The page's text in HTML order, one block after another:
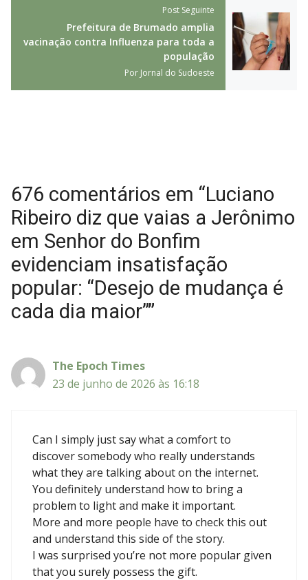
Post Seguinte
Prefeitura de Brumado amplia
vacinação contra Influenza para toda a
população
Por Jornal do Sudoeste
676 comentários em “Luciano
Ribeiro diz que vaias a Jerônimo
em Senhor do Bonfim
evidenciam insatisfação
popular: “Desejo de mudança é
cada dia maior””
The Epoch Times
23 de junho de 2026 às 16:18
Can I simply just say what a comfort to
discover somebody who really understands
what they are talking about on the internet.
You definitely understand how to bring a
problem to light and make it important.
More and more people have to check this out
and understand this side of the story.
I was surprised you’re not more popular given
that you surely possess the gift.